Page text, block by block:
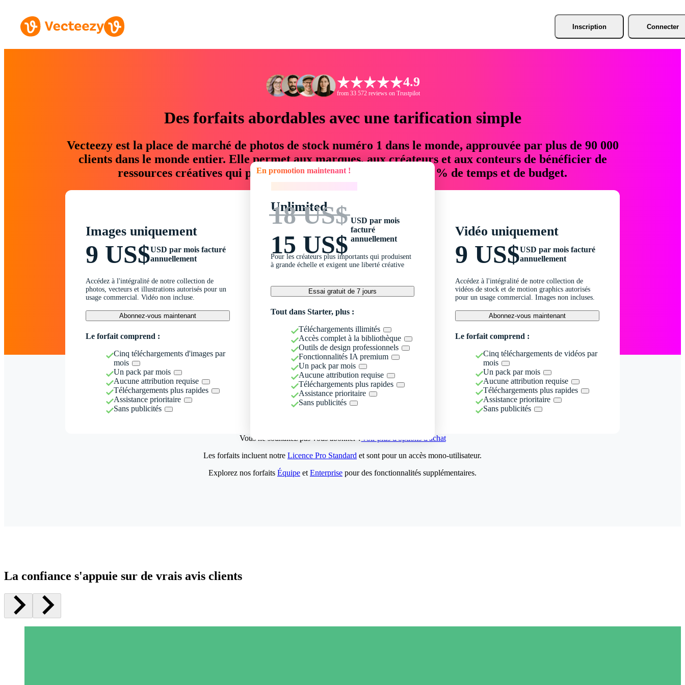
Inscription Connecter
4.9
from 33 572 reviews on Trustpilot
Des forfaits abordables avec une tarification simple
Vecteezy est la place de marché de photos de stock numéro 1 dans le monde, approuvée par plus de 90 000
clients dans le monde entier. Elle permet aux marques, aux créateurs et aux conteurs de bénéficier de
ressources créatives qui permettent d'économiser jusqu'à 76 % de temps et de budget.
Images uniquement
9 US$USD par mois facturé
annuellement
Accédez à l'intégralité de notre collection de
photos, vecteurs et illustrations autorisés pour un
usage commercial. Vidéo non incluse.
Abonnez-vous maintenant
Le forfait comprend :
Cinq téléchargements d'images par
mois
Un pack par mois
Aucune attribution requise
Téléchargements plus rapides
Assistance prioritaire
Sans publicités
En promotion maintenant !
Unlimited
18 US$
15 US$
USD par mois
facturé
annuellement
Pour les créateurs plus importants qui produisent
à grande échelle et exigent une liberté créative
Essai gratuit de 7 jours
Tout dans Starter, plus :
Téléchargements illimités
Accès complet à la bibliothèque
Outils de design professionnels
Fonctionnalités IA premium
Un pack par mois
Aucune attribution requise
Téléchargements plus rapides
Assistance prioritaire
Sans publicités
Vidéo uniquement
9 US$USD par mois facturé
annuellement
Accédez à l'intégralité de notre collection de
vidéos de stock et de motion graphics autorisés
pour un usage commercial. Images non incluses.
Abonnez-vous maintenant
Le forfait comprend :
Cinq téléchargements de vidéos par
mois
Un pack par mois
Aucune attribution requise
Téléchargements plus rapides
Assistance prioritaire
Sans publicités
Vous ne souhaitez pas vous abonner ?Voir plus d'options d'achat
Les forfaits incluent notre Licence Pro Standard et sont pour un accès mono-utilisateur.
Explorez nos forfaits Équipe et Enterprise pour des fonctionnalités supplémentaires.
La confiance s'appuie sur de vrais avis clients